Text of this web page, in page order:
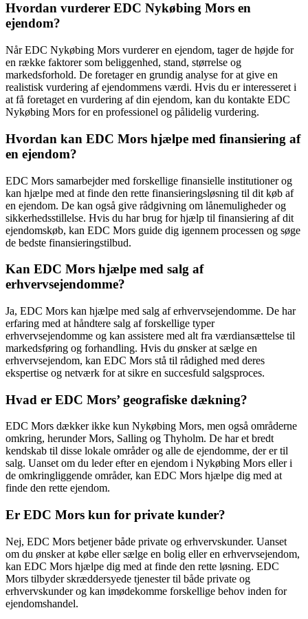
Hvordan vurderer EDC Nykøbing Mors en
ejendom?
Når EDC Nykøbing Mors vurderer en ejendom, tager de højde for
en række faktorer som beliggenhed, stand, størrelse og
markedsforhold. De foretager en grundig analyse for at give en
realistisk vurdering af ejendommens værdi. Hvis du er interesseret i
at få foretaget en vurdering af din ejendom, kan du kontakte EDC
Nykøbing Mors for en professionel og pålidelig vurdering.
Hvordan kan EDC Mors hjælpe med finansiering af
en ejendom?
EDC Mors samarbejder med forskellige finansielle institutioner og
kan hjælpe med at finde den rette finansieringsløsning til dit køb af
en ejendom. De kan også give rådgivning om lånemuligheder og
sikkerhedsstillelse. Hvis du har brug for hjælp til finansiering af dit
ejendomskøb, kan EDC Mors guide dig igennem processen og søge
de bedste finansieringstilbud.
Kan EDC Mors hjælpe med salg af
erhvervsejendomme?
Ja, EDC Mors kan hjælpe med salg af erhvervsejendomme. De har
erfaring med at håndtere salg af forskellige typer
erhvervsejendomme og kan assistere med alt fra værdiansættelse til
markedsføring og forhandling. Hvis du ønsker at sælge en
erhvervsejendom, kan EDC Mors stå til rådighed med deres
ekspertise og netværk for at sikre en succesfuld salgsproces.
Hvad er EDC Mors’ geografiske dækning?
EDC Mors dækker ikke kun Nykøbing Mors, men også områderne
omkring, herunder Mors, Salling og Thyholm. De har et bredt
kendskab til disse lokale områder og alle de ejendomme, der er til
salg. Uanset om du leder efter en ejendom i Nykøbing Mors eller i
de omkringliggende områder, kan EDC Mors hjælpe dig med at
finde den rette ejendom.
Er EDC Mors kun for private kunder?
Nej, EDC Mors betjener både private og erhvervskunder. Uanset
om du ønsker at købe eller sælge en bolig eller en erhvervsejendom,
kan EDC Mors hjælpe dig med at finde den rette løsning. EDC
Mors tilbyder skræddersyede tjenester til både private og
erhvervskunder og kan imødekomme forskellige behov inden for
ejendomshandel.